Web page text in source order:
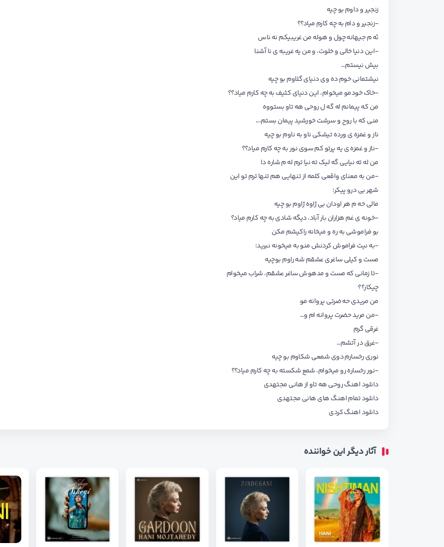
زنجیر و داوم بو چیه
-زنجیر و دام به چه کارم میاد؟؟
ئه م جیهانه چول و هوله من غریبیکم نه ناس
-این دنیا خالی و خلوت، و من یه غریبه ی نا آشنا
بیش نیستم…
نیشتمانی خوم ده وی دنیای گلاوم بو چیه
-خاک خودمو میخوام، این دنیای کثیف به چه کارم میاد؟؟
من که پیمانم له گه ل روحی هه تاو بستووه
منی که با روح و سرشت خورشید پیمان بستم،،،
ناز و غمزه ی ورده تیشکی ناو به ناوم بو چیه
-ناز و غمزه ی یه پرتو کم سوی نور به چه کارم میاد؟؟
من له ته نیایی گه لیک ته نیا ترم له م شاره دا
-من به معنای واقعی کلمه از تنهایی هم تنها ترم تو این
شهر بی درو پیکر؛
مالی خه م هر اودان بی ژاوه ژاوم بو چیه
-خونه ی غم هزاران بار آباد، دیگه شادی به چه کارم میاد؟
بو فراموشی به ره و میخانه راکیشم مکن
-به نیت فراموش کردنش منو به میخونه نبرید؛
مست و کیلی ساغری عشقم شه راوم بوچیه
-تا زمانی که مست و مدهوش ساغر عشقم، شراب میخوام
چیکار؟؟
من مریدی حه ضرتی پروانه مو
-من مرید حضرت پروانه ام و…
غرقی گرم
-غرق در آتشم…
نوری رخسارم دوی شمعی شکاوم بو چیه
-نور رخساره رو میخوام، شمع شکسته به چه کارم میاد؟؟
دانلود اهنگ روحی هه تاو از هانی مجتهدی
دانلود تمام اهنگ های هانی مجتهدی
دانلود اهنگ کردی
آثار دیگر این خواننده